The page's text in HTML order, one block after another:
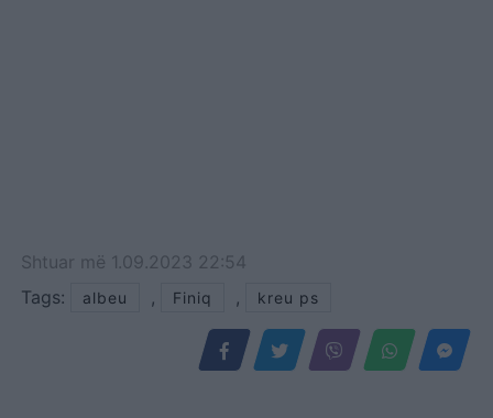
Shtuar më 1.09.2023 22:54
Tags:
albeu , Finiq , kreu ps